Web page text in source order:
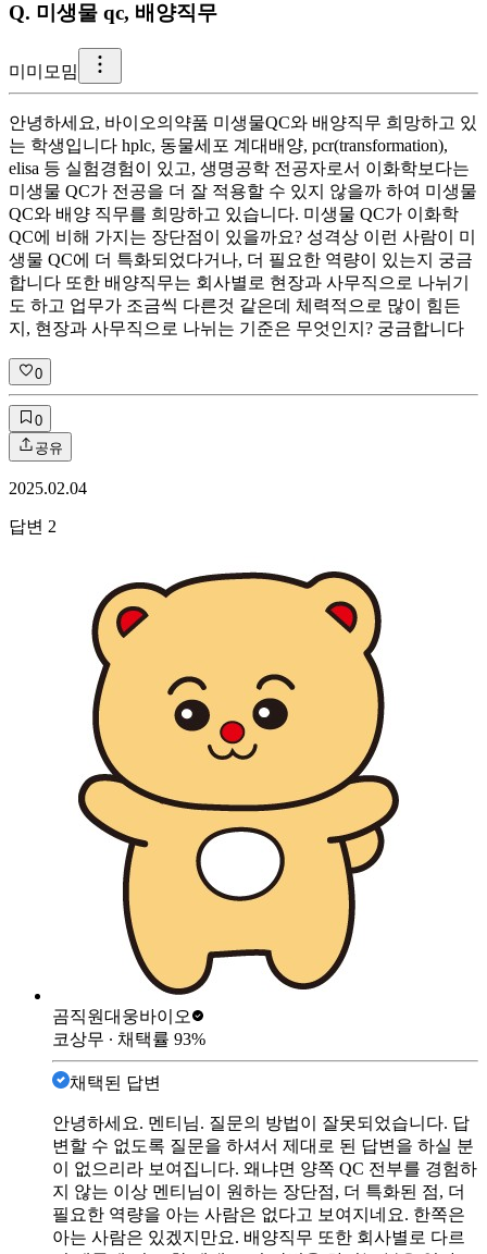
Q. 미생물 qc, 배양직무
미 미모밈
안녕하세요, 바이오의약품 미생물QC와 배양직무 희망하고 있
는 학생입니다 hplc, 동물세포 계대배양, pcr(transformation),
elisa 등 실험경험이 있고, 생명공학 전공자로서 이화학보다는
미생물 QC가 전공을 더 잘 적용할 수 있지 않을까 하여 미생물
QC와 배양 직무를 희망하고 있습니다. 미생물 QC가 이화학
QC에 비해 가지는 장단점이 있을까요? 성격상 이런 사람이 미
생물 QC에 더 특화되었다거나, 더 필요한 역량이 있는지 궁금
합니다 또한 배양직무는 회사별로 현장과 사무직으로 나뉘기
도 하고 업무가 조금씩 다른것 같은데 체력적으로 많이 힘든
지, 현장과 사무직으로 나뉘는 기준은 무엇인지? 궁금합니다
0
0
공유
2025.02.04
답변 2
곰직원대웅바이오
코상무 ∙ 채택률 93%
채택된 답변
안녕하세요. 멘티님. 질문의 방법이 잘못되었습니다. 답
변할 수 없도록 질문을 하셔서 제대로 된 답변을 하실 분
이 없으리라 보여집니다. 왜냐면 양쪽 QC 전부를 경험하
지 않는 이상 멘티님이 원하는 장단점, 더 특화된 점, 더
필요한 역량을 아는 사람은 없다고 보여지네요. 한쪽은
아는 사람은 있겠지만요. 배양직무 또한 회사별로 다르